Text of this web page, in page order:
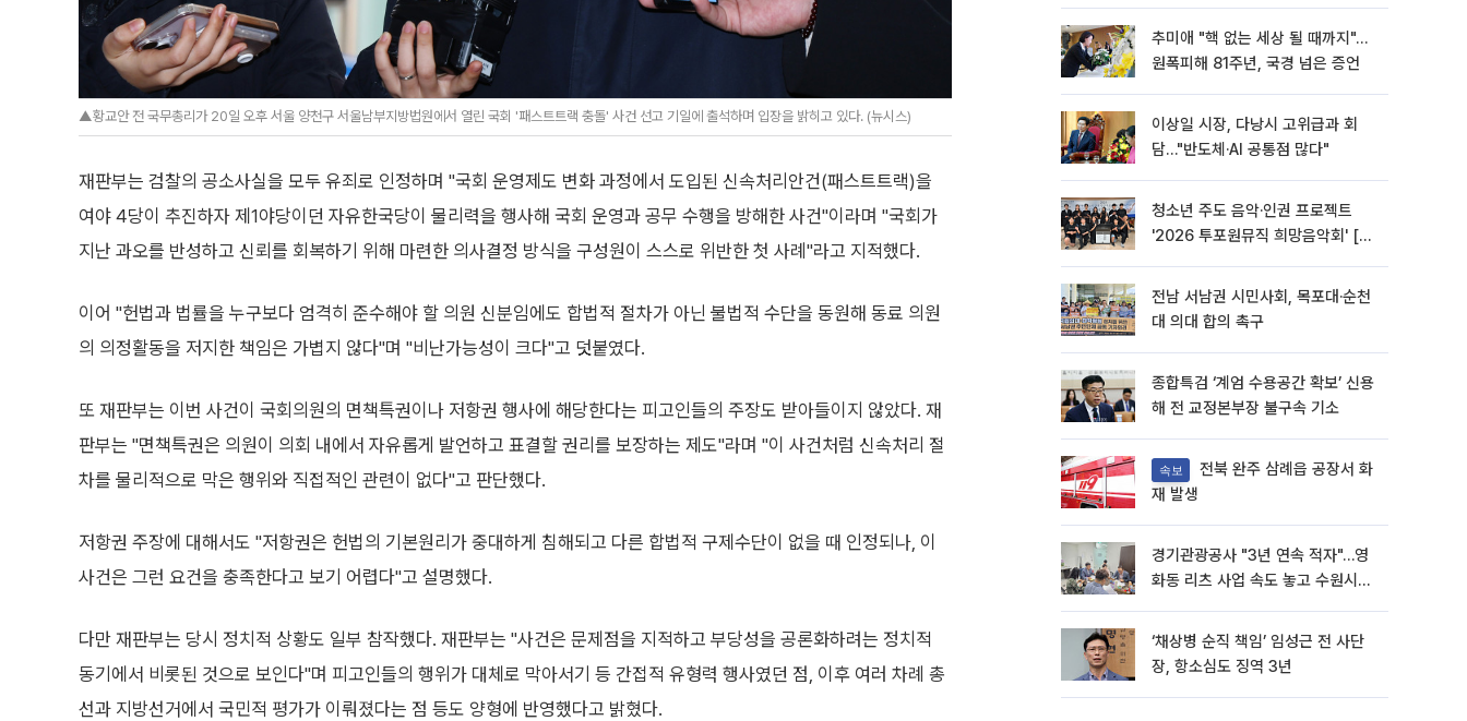
▲황교안 전 국무총리가 20일 오후 서울 양천구 서울남부지방법원에서 열린 국회 '패스트트랙 충돌' 사건 선고 기일에 출석하며 입장을 밝히고 있다. (뉴시스)
재판부는 검찰의 공소사실을 모두 유죄로 인정하며 "국회 운영제도 변화 과정에서 도입된 신속처리안건(패스트트랙)을
여야 4당이 추진하자 제1야당이던 자유한국당이 물리력을 행사해 국회 운영과 공무 수행을 방해한 사건"이라며 "국회가
지난 과오를 반성하고 신뢰를 회복하기 위해 마련한 의사결정 방식을 구성원이 스스로 위반한 첫 사례"라고 지적했다.
이어 "헌법과 법률을 누구보다 엄격히 준수해야 할 의원 신분임에도 합법적 절차가 아닌 불법적 수단을 동원해 동료 의원
의 의정활동을 저지한 책임은 가볍지 않다"며 "비난가능성이 크다"고 덧붙였다.
또 재판부는 이번 사건이 국회의원의 면책특권이나 저항권 행사에 해당한다는 피고인들의 주장도 받아들이지 않았다. 재
판부는 "면책특권은 의원이 의회 내에서 자유롭게 발언하고 표결할 권리를 보장하는 제도"라며 "이 사건처럼 신속처리 절
차를 물리적으로 막은 행위와 직접적인 관련이 없다"고 판단했다.
저항권 주장에 대해서도 "저항권은 헌법의 기본원리가 중대하게 침해되고 다른 합법적 구제수단이 없을 때 인정되나, 이
사건은 그런 요건을 충족한다고 보기 어렵다"고 설명했다.
다만 재판부는 당시 정치적 상황도 일부 참작했다. 재판부는 "사건은 문제점을 지적하고 부당성을 공론화하려는 정치적
동기에서 비롯된 것으로 보인다"며 피고인들의 행위가 대체로 막아서기 등 간접적 유형력 행사였던 점, 이후 여러 차례 총
선과 지방선거에서 국민적 평가가 이뤄졌다는 점 등도 양형에 반영했다고 밝혔다.
추미애 "핵 없는 세상 될 때까지"…
원폭피해 81주년, 국경 넘은 증언
이상일 시장, 다낭시 고위급과 회
담…"반도체·AI 공통점 많다"
청소년 주도 음악·인권 프로젝트
'2026 투포원뮤직 희망음악회' [포
전남 서남권 시민사회, 목포대·순천
대 의대 합의 촉구
종합특검 ‘계엄 수용공간 확보’ 신용
해 전 교정본부장 불구속 기소
속보
재 발생
경기관광공사 "3년 연속 적자"…영
화동 리츠 사업 속도 놓고 수원시와
‘채상병 순직 책임’ 임성근 전 사단
장, 항소심도 징역 3년